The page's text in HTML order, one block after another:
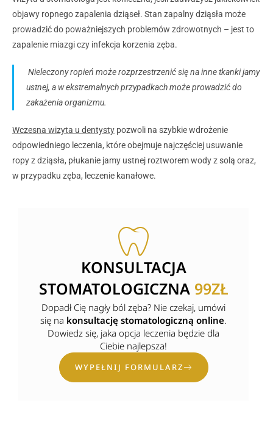
objawy ropnego zapalenia dziąseł. Stan zapalny dziąsła może
prowadzić do poważniejszych problemów zdrowotnych – jest to
zapalenie miazgi czy infekcja korzenia zęba.
Nieleczony ropień może rozprzestrzenić się na inne tkanki jamy
ustnej, a w ekstremalnych przypadkach może prowadzić do
zakażenia organizmu.
Wczesna wizyta u dentysty pozwoli na szybkie wdrożenie
odpowiedniego leczenia, które obejmuje najczęściej usuwanie
ropy z dziąsła, płukanie jamy ustnej roztworem wody z solą oraz,
w przypadku zęba, leczenie kanałowe.
KONSULTACJA
STOMATOLOGICZNA 99ZŁ
Dopadł Cię nagły ból zęba? Nie czekaj, umówi
się na konsultację stomatologiczną online.
Dowiedz się, jaka opcja leczenia będzie dla
Ciebie najlepsza!
WYPEŁNIJ FORMULARZ